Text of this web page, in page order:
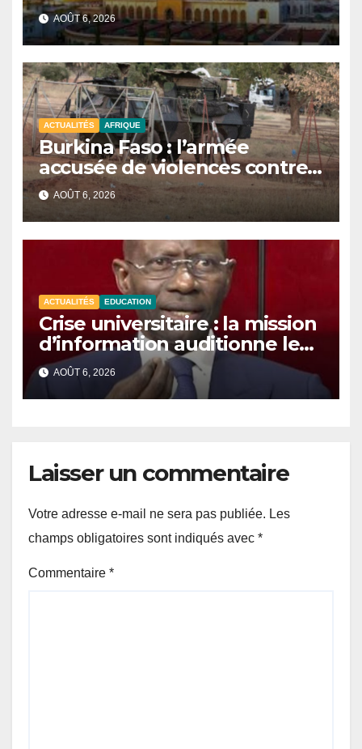
signe de l’unité et du Tawhid.
AOÛT 6, 2026
ACTUALITÉS AFRIQUE
Burkina Faso : l’armée
accusée de violences contre
des civils après une attaque
jihadiste.
AOÛT 6, 2026
ACTUALITÉS EDUCATION
Crise universitaire : la mission
d’information auditionne le
ministre Boubacar Camara.
AOÛT 6, 2026
Laisser un commentaire
Votre adresse e-mail ne sera pas publiée. Les
champs obligatoires sont indiqués avec *
Commentaire *